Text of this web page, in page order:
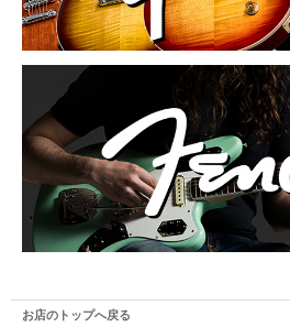
お店のトップへ戻る